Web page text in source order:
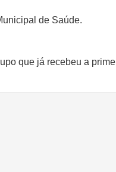
de Saúde.
que já recebeu a